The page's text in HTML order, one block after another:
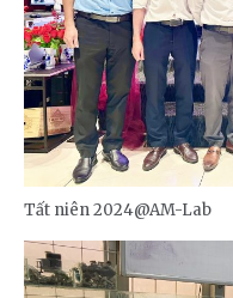
Tất niên 2024@AM-Lab